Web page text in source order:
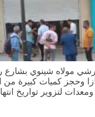
مولاه شينوي بشارع
وحجز كميات كبيرة من
ومعدات لتزوير تواريخ